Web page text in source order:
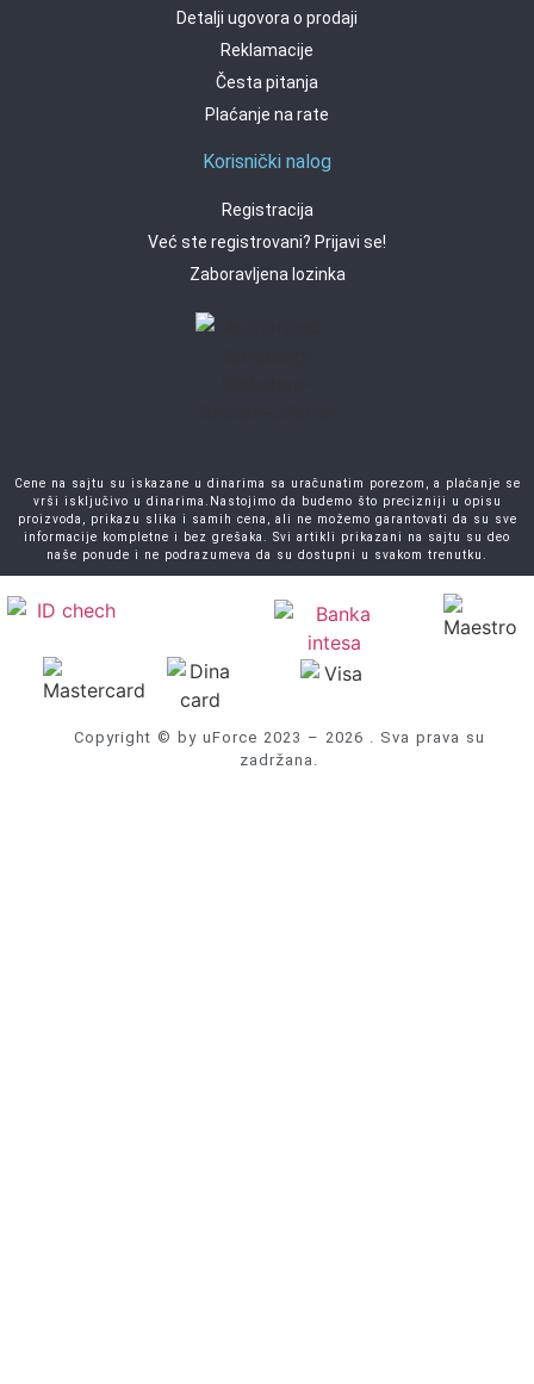
Detalji ugovora o prodaji
Reklamacije
Česta pitanja
Plaćanje na rate
Korisnički nalog
Registracija
Već ste registrovani? Prijavi se!
Zaboravljena lozinka
Cene na sajtu su iskazane u dinarima sa uračunatim porezom, a plaćanje se
vrši isključivo u dinarima.Nastojimo da budemo što precizniji u opisu
proizvoda, prikazu slika i samih cena, ali ne možemo garantovati da su sve
informacije kompletne i bez grešaka. Svi artikli prikazani na sajtu su deo
naše ponude i ne podrazumeva da su dostupni u svakom trenutku.
Copyright © by uForce 2023 – 2026 . Sva prava su
zadržana.